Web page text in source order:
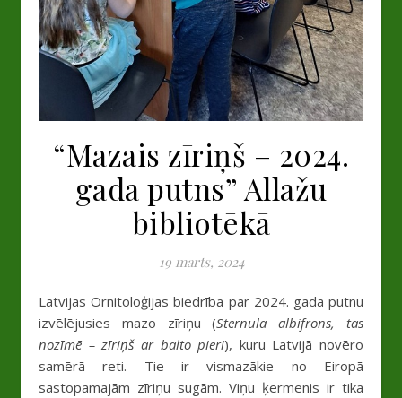
“Mazais zīriņš – 2024.
gada putns” Allažu
bibliotēkā
19 marts, 2024
Latvijas Ornitoloģijas biedrība par 2024. gada putnu
izvēlējusies mazo zīriņu (Sternula albifrons, tas
nozīmē – zīriņš ar balto pieri), kuru Latvijā novēro
samērā reti. Tie ir vismazākie no Eiropā
sastopamajām zīriņu sugām. Viņu ķermenis ir tika